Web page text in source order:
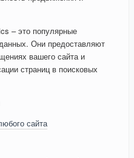
– это популярные
Они предоставляют
вашего сайта и
страниц в поисковых
сайта